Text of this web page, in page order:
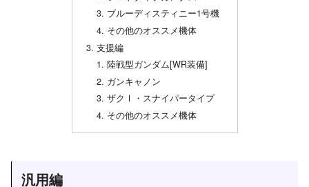
ブルーディスティニー1号機
その他のオススメ機体
支援編
陸戦型ガンダム[WR装備]
ガンキャノン
ザクⅠ・スナイパータイプ
その他のオススメ機体
汎用編